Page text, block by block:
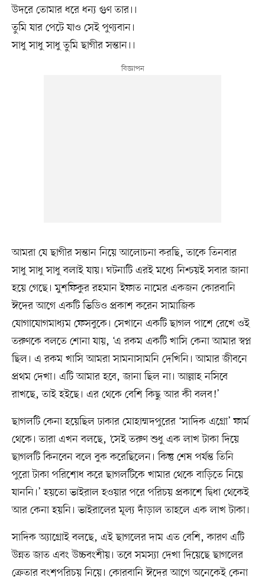
উদরে তোমার ধরে ধন‍্য গুণ তার।।
তুমি যার পেটে যাও সেই পুণ‍্যবান।
সাধু সাধু সাধু তুমি ছাগীর সন্তান।।
আমরা যে ছাগীর সন্তান নিয়ে আলোচনা করছি, তাকে তিনবার
সাধু সাধু সাধু বলাই যায়। ঘটনাটি এরই মধ্যে নিশ্চয়ই সবার জানা
হয়ে গেছে। মুশফিকুর রহমান ইফাত নামের একজন কোরবানি
ঈদের আগে একটি ভিডিও প্রকাশ করেন সামাজিক
যোগাযোগমাধ্যম ফেসবুকে। সেখানে একটি ছাগল পাশে রেখে ওই
তরুণকে বলতে শোনা যায়, ‘এ রকম একটি খাসি কেনা আমার স্বপ্ন
ছিল। এ রকম খাসি আমরা সামনাসামনি দেখিনি। আমার জীবনে
প্রথম দেখা। এটি আমার হবে, জানা ছিল না। আল্লাহ নসিবে
রাখছে, তাই হইছে। এর থেকে বেশি কিছু আর কী বলব!’
ছাগলটি কেনা হয়েছিল ঢাকার মোহাম্মদপুরের ‘সাদিক এগ্রো’ ফার্ম
থেকে। তারা এখন বলছে, ‘সেই তরুণ শুধু এক লাখ টাকা দিয়ে
ছাগলটি কিনবেন বলে বুক করেছিলেন। কিন্তু শেষ পর্যন্ত তিনি
পুরো টাকা পরিশোধ করে ছাগলটিকে খামার থেকে বাড়িতে নিয়ে
যাননি।’ হয়তো ভাইরাল হওয়ার পরে পরিচয় প্রকাশে দ্বিধা থেকেই
আর কেনা হয়নি। ভাইরালের মূল্য দাঁড়াল তাহলে এক লাখ টাকা।
সাদিক অ্যাগ্রোই বলছে, এই ছাগলের দাম এত বেশি, কারণ এটি
উন্নত জাত এবং উচ্চবংশীয়। তবে সমস্যা দেখা দিয়েছে ছাগলের
ক্রেতার বংশপরিচয় নিয়ে। কোরবানি ঈদের আগে অনেকেই কেনা